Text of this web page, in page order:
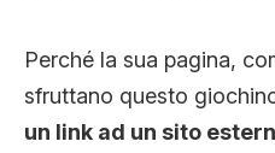
Perché la sua pagina,
sfruttano questo
un link ad un sito